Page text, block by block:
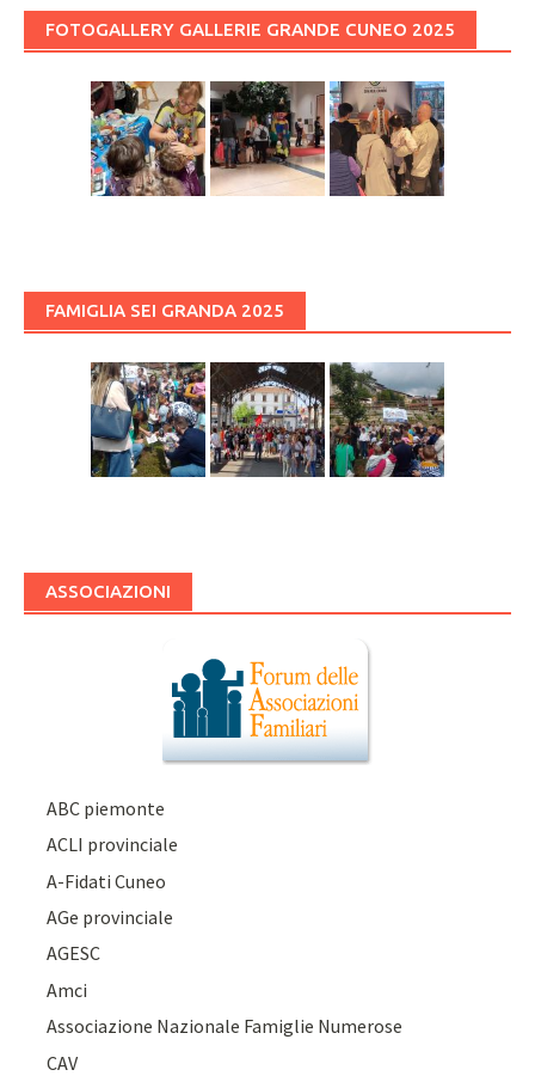
FOTOGALLERY GALLERIE GRANDE CUNEO 2025
FAMIGLIA SEI GRANDA 2025
ASSOCIAZIONI
ABC piemonte
ACLI provinciale
A-Fidati Cuneo
AGe provinciale
AGESC
Amci
Associazione Nazionale Famiglie Numerose
CAV